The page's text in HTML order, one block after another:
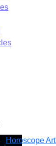
Horoscope